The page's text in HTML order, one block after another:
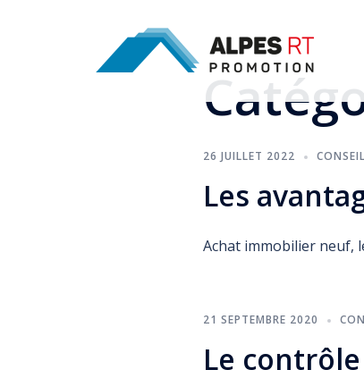
26 JUILLET 2022
Les
Achat immobilier neuf,
21 SEPTEMBRE 2020
Le